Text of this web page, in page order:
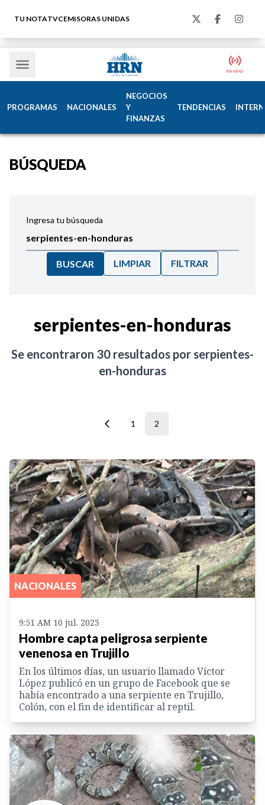
TU NOTATVCEMISORAS UNIDAS
PROGRAMAS NACIONALES
NEGOCIOS
Y
FINANZAS
TENDENCIAS
BÚSQUEDA
Ingresa tu búsqueda
BUSCAR LIMPIAR FILTRAR
serpientes-en-honduras
Se encontraron 30 resultados por serpientes-
en-honduras
1 2
NACIONALES
9:51 AM 10 jul. 2023
Hombre capta peligrosa serpiente
venenosa en Trujillo
En los últimos días, un usuario llamado Víctor
López publicó en un grupo de Facebook que se
había encontrado a una serpiente en Trujillo,
Colón, con el fin de identificar al reptil.